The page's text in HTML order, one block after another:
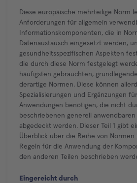
Diese europäische mehrteilige Norm
Anforderungen für allgemein
Informationskomponenten, die in
Datenaustausch eingesetzt werden,
gesundheitsspezifischen Aspekten
die durch diese Norm festgelegt
häufigsten gebrauchten,
derartige Normen. Diese können
Spezialisierungen und Ergänzungen
Anwendungen benötigen, die nicht
beschriebenen generell
abgedeckt werden. Dieser Teil 1 gibt
Überblick über die Reihe von
Regeln für die Anwendung der
den anderen Teilen beschrieben
Eingereicht durch